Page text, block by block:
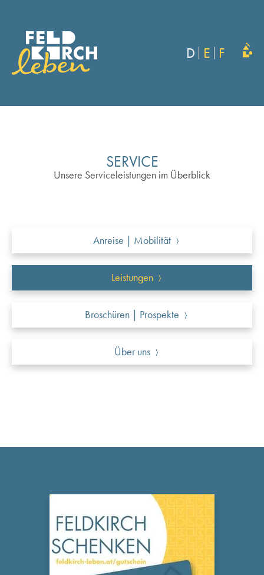
D E F
SERVICE
Unsere Serviceleistungen im Überblick
Anreise | Mobilität
Leistungen
Broschüren | Prospekte
Über uns